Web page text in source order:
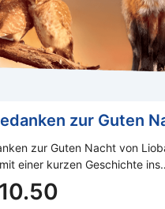
zur Guten
zur Guten Nacht von
einer kurzen Geschichte
10.50